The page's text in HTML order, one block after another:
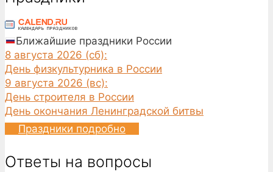
Ближайшие праздники России
8 августа 2026 (сб):
День физкультурника в России
9 августа 2026 (вс):
День строителя в России
День окончания Ленинградской битвы
Праздники подробно
Ответы на вопросы